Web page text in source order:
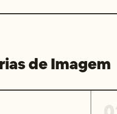
de Imagem